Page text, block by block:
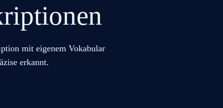
mit eigenem Vokabular
erkannt.